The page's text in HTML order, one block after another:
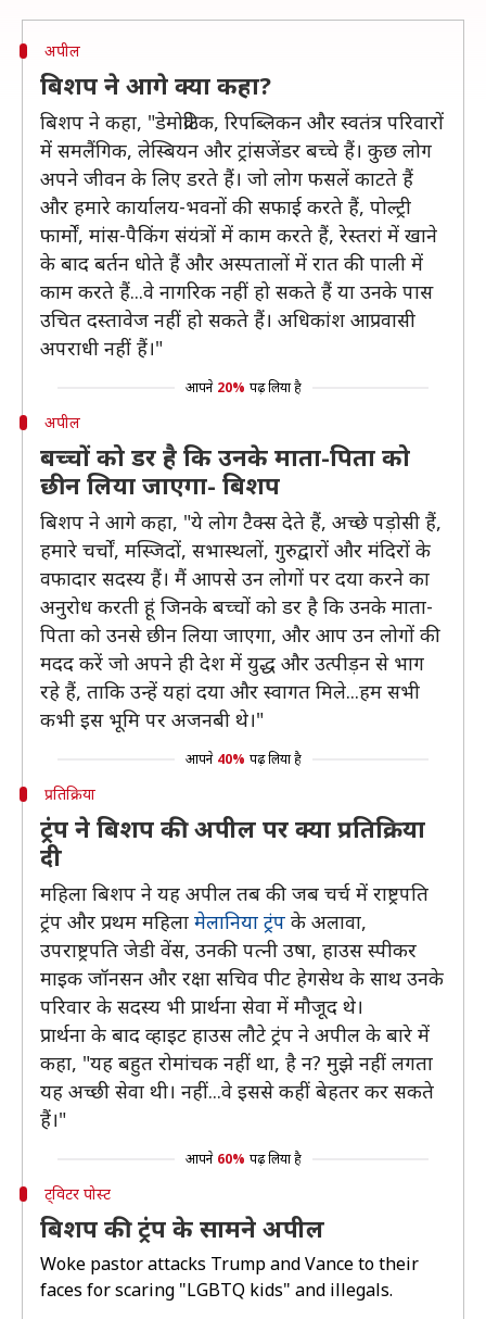
अपील
बिशप ने आगे क्या कहा?
बिशप ने कहा, "डेमोक्रेटिक, रिपब्लिकन और स्वतंत्र परिवारों
में समलैंगिक, लेस्बियन और ट्रांसजेंडर बच्चे हैं। कुछ लोग
अपने जीवन के लिए डरते हैं। जो लोग फसलें काटते हैं
और हमारे कार्यालय-भवनों की सफाई करते हैं, पोल्ट्री
फार्मों, मांस-पैकिंग संयंत्रों में काम करते हैं, रेस्तरां में खाने
के बाद बर्तन धोते हैं और अस्पतालों में रात की पाली में
काम करते हैं...वे नागरिक नहीं हो सकते हैं या उनके पास
उचित दस्तावेज नहीं हो सकते हैं। अधिकांश आप्रवासी
अपराधी नहीं हैं।"
आपने 20% पढ़ लिया है
अपील
बच्चों को डर है कि उनके माता-पिता को
छीन लिया जाएगा- बिशप
बिशप ने आगे कहा, "ये लोग टैक्स देते हैं, अच्छे पड़ोसी हैं,
हमारे चर्चों, मस्जिदों, सभास्थलों, गुरुद्वारों और मंदिरों के
वफादार सदस्य हैं। मैं आपसे उन लोगों पर दया करने का
अनुरोध करती हूं जिनके बच्चों को डर है कि उनके माता-
पिता को उनसे छीन लिया जाएगा, और आप उन लोगों की
मदद करें जो अपने ही देश में युद्ध और उत्पीड़न से भाग
रहे हैं, ताकि उन्हें यहां दया और स्वागत मिले...हम सभी
कभी इस भूमि पर अजनबी थे।"
आपने 40% पढ़ लिया है
प्रतिक्रिया
ट्रंप ने बिशप की अपील पर क्या प्रतिक्रिया
दी
महिला बिशप ने यह अपील तब की जब चर्च में राष्ट्रपति
ट्रंप और प्रथम महिला मेलानिया ट्रंप के अलावा,
उपराष्ट्रपति जेडी वेंस, उनकी पत्नी उषा, हाउस स्पीकर
माइक जॉनसन और रक्षा सचिव पीट हेगसेथ के साथ उनके
परिवार के सदस्य भी प्रार्थना सेवा में मौजूद थे।
प्रार्थना के बाद व्हाइट हाउस लौटे ट्रंप ने अपील के बारे में
कहा, "यह बहुत रोमांचक नहीं था, है न? मुझे नहीं लगता
यह अच्छी सेवा थी। नहीं...वे इससे कहीं बेहतर कर सकते
हैं।"
आपने 60% पढ़ लिया है
ट्विटर पोस्ट
बिशप की ट्रंप के सामने अपील
Woke pastor attacks Trump and Vance to their
faces for scaring "LGBTQ kids" and illegals.